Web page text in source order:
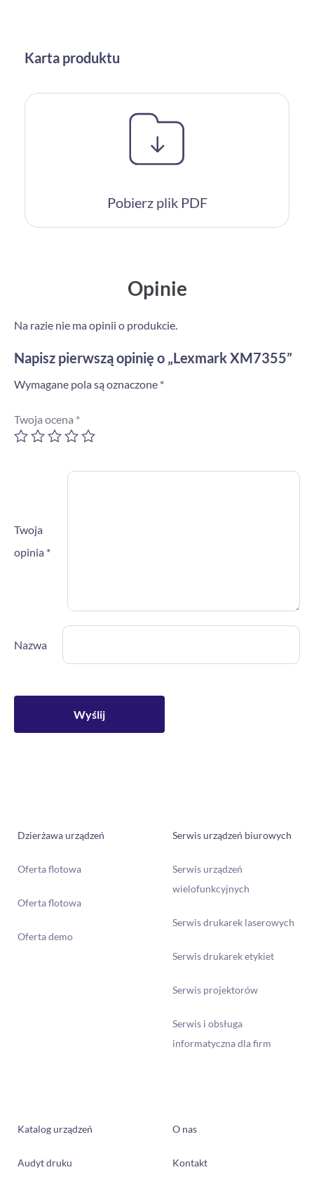
Karta produktu
Pobierz plik PDF
Opinie
Na razie nie ma opinii o produkcie.
Napisz pierwszą opinię o „Lexmark XM7355”
Wymagane pola są oznaczone *
Twoja ocena *
Twoja
opinia *
Nazwa
Dzierżawa urządzeń
Oferta flotowa
Oferta flotowa
Oferta demo
Serwis urządzeń biurowych
Serwis urządzeń
wielofunkcyjnych
Serwis drukarek laserowych
Serwis drukarek etykiet
Serwis projektorów
Serwis i obsługa
informatyczna dla firm
Katalog urządzeń
Audyt druku
O nas
Kontakt